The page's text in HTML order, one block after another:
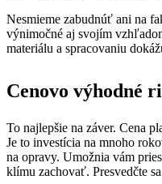
Nesmieme zabudnúť ani na
výnimočné aj svojím
materiálu a spracovaniu
Cenovo výhodné
To najlepšie na záver. Cena
Je to investícia na mnoho
na opravy. Umožnia vám
klímu zachovať. Presvedčte